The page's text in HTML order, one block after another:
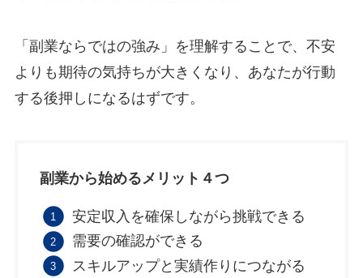
「副業ならではの強み」を理解することで、不安
よりも期待の気持ちが大きくなり、あなたが行動
する後押しになるはずです。
副業から始めるメリット４つ
安定収入を確保しながら挑戦できる
需要の確認ができる
スキルアップと実績作りにつながる